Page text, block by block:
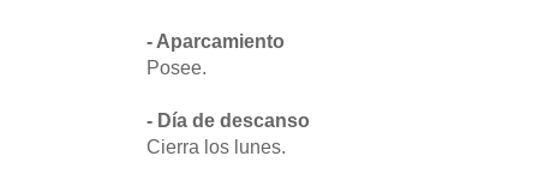
- Aparcamiento
Posee.
- Día de descanso
Cierra los lunes.